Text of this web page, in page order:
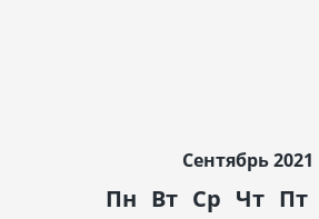
Сентябрь 2021
Пн Вт Ср Чт Пт